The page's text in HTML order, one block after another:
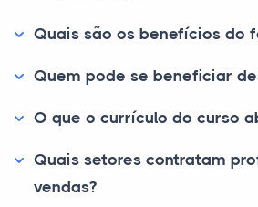
Quais são os benefícios do
Quem pode se beneficiar
O que o currículo do curso
Quais setores contratam
vendas?